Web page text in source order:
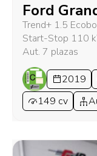
Ford
Trend+ 1.5
Start-Stop 110
Aut. 7 plazas
2019
149 cv